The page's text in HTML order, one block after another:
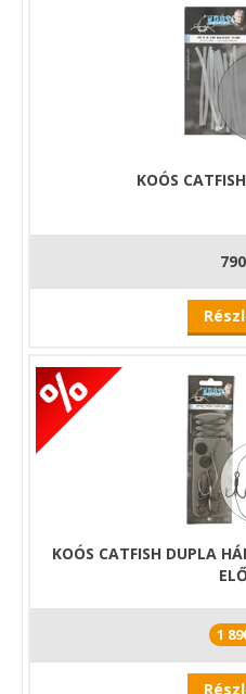
KOÓS
KOÓS CATFISH DUPLA
1